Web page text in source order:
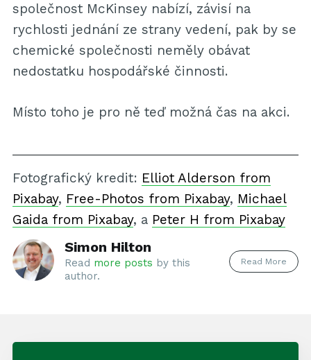
společnost McKinsey nabízí, závisí na
rychlosti jednání ze strany vedení, pak by se
chemické společnosti neměly obávat
nedostatku hospodářské činnosti.
Místo toho je pro ně teď možná čas na akci.
Fotografický kredit: Elliot Alderson from
Pixabay, Free-Photos from Pixabay, Michael
Gaida from Pixabay, a Peter H from Pixabay
Simon Hilton
Read more posts by this
author.
Read More